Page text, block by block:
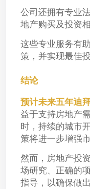
公司还拥有专业
地产购买及投资
这些专业服务有
策，并实现最佳投
结论
预计未来五年迪
益于支持房地产
时，持续的城市
策将进一步增强
然而，房地产投
场研究、正确的
指导，以确保做